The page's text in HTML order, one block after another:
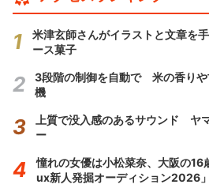
米津玄師さんがイラストと文章を
ース菓子
3段階の制御を自動で 米の香りや
機
上質で没入感のあるサウンド ヤ
ー
憧れの女優は小松菜奈、大阪の
ux新人発掘オーディション2026